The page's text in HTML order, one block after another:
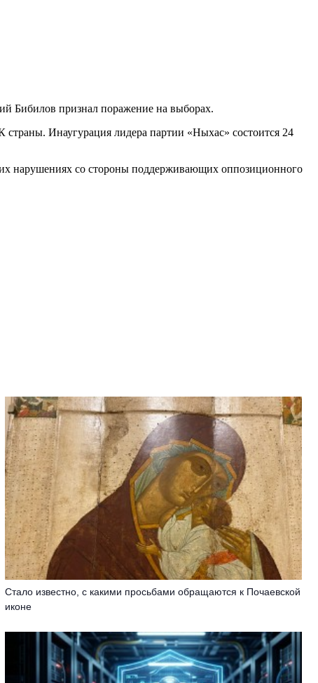
Бибилов признал поражение на выборах.
Инаугурация лидера партии «Ныхас» состоится 24
нарушениях со стороны поддерживающих оппозиционного
Стало известно, с какими просьбами обращаются к Почаевской
иконе